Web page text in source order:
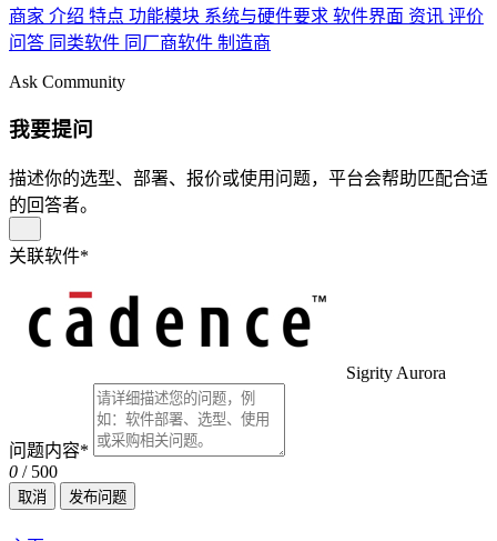
商家 介绍 特点 功能模块 系统与硬件要求 软件界面 资讯 评价
问答 同类软件 同厂商软件 制造商
Ask Community
我要提问
描述你的选型、部署、报价或使用问题，平台会帮助匹配合适
的回答者。
关联软件*
Sigrity Aurora
问题内容*
0 / 500
取消 发布问题